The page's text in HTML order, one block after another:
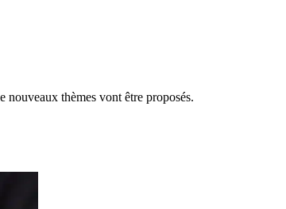
nouveaux thèmes vont être proposés.